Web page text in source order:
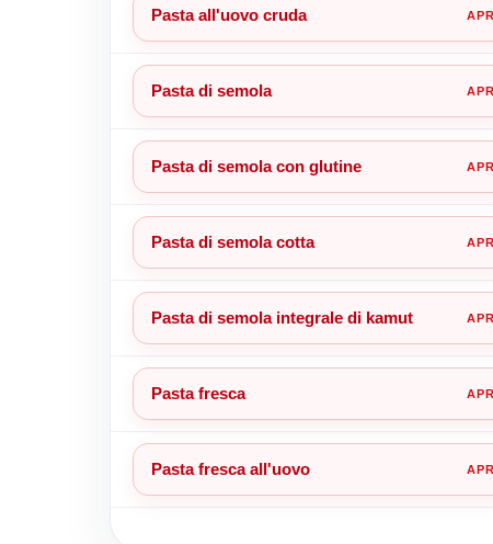
Pasta all'uovo cruda
Pasta di semola
Pasta di semola con glutine
Pasta di semola cotta
Pasta di semola integrale di kamut
Pasta fresca
Pasta fresca all'uovo